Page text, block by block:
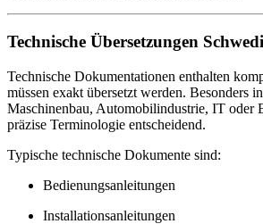
Technische Übersetzungen
Technische Dokumentationen enthalten
müssen exakt übersetzt werden. Besonders
Maschinenbau, Automobilindustrie, IT oder
präzise Terminologie entscheidend.
Typische technische Dokumente sind:
Bedienungsanleitungen
Installationsanleitungen